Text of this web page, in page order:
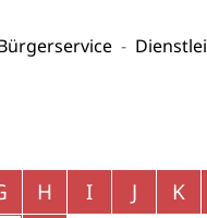
H I J K